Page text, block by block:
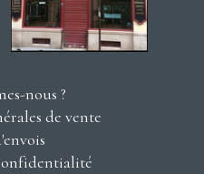
nous ?
de vente